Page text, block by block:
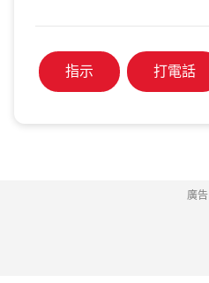
指示 打電話
廣告